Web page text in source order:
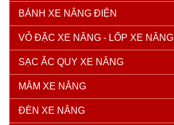
BÁNH XE NÂNG ĐIỆN
VỎ ĐẶC XE NÂNG - LỐP XE NÂNG
SẠC ẮC QUY XE NÂNG
MÂM XE NÂNG
ĐÈN XE NÂNG